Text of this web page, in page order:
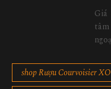
Giá
shop Rượu Courvoisier